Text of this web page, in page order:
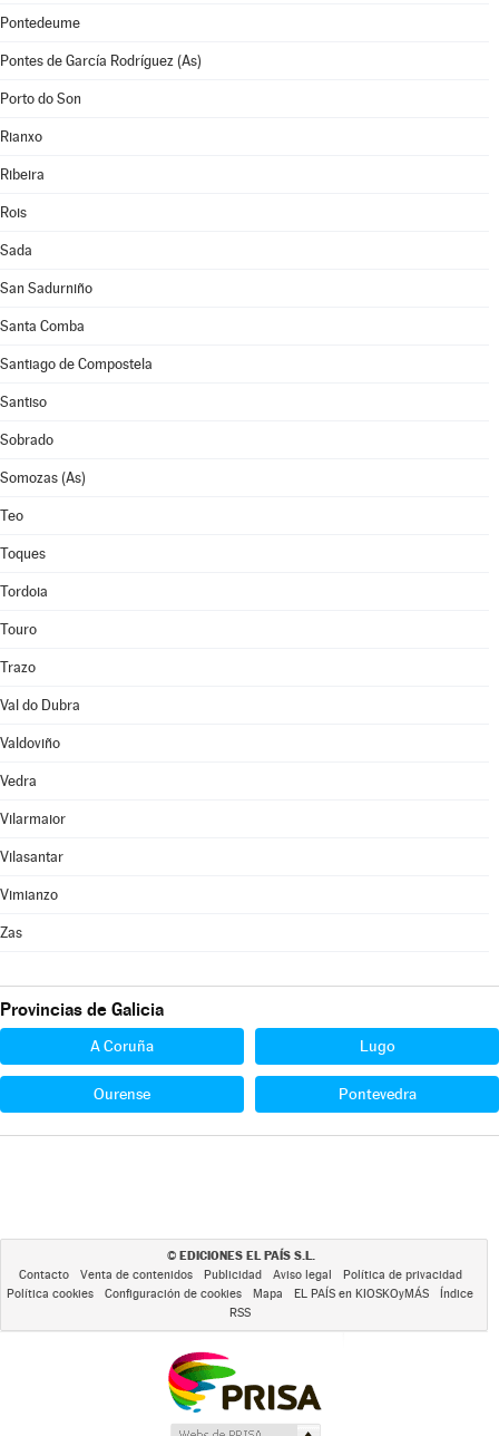
Pontedeume
Pontes de García Rodríguez (As)
Porto do Son
Rianxo
Ribeira
Rois
Sada
San Sadurniño
Santa Comba
Santiago de Compostela
Santiso
Sobrado
Somozas (As)
Teo
Toques
Tordoia
Touro
Trazo
Val do Dubra
Valdoviño
Vedra
Vilarmaior
Vilasantar
Vimianzo
Zas
Provincias de Galicia
A Coruña Lugo
Ourense Pontevedra
© EDICIONES EL PAÍS S.L.
Contacto Venta de contenidos Publicidad Aviso legal
Política de privacidad
Política cookies
Configuración de cookies Mapa EL PAÍS en KIOSKOyMÁS
Índice
RSS